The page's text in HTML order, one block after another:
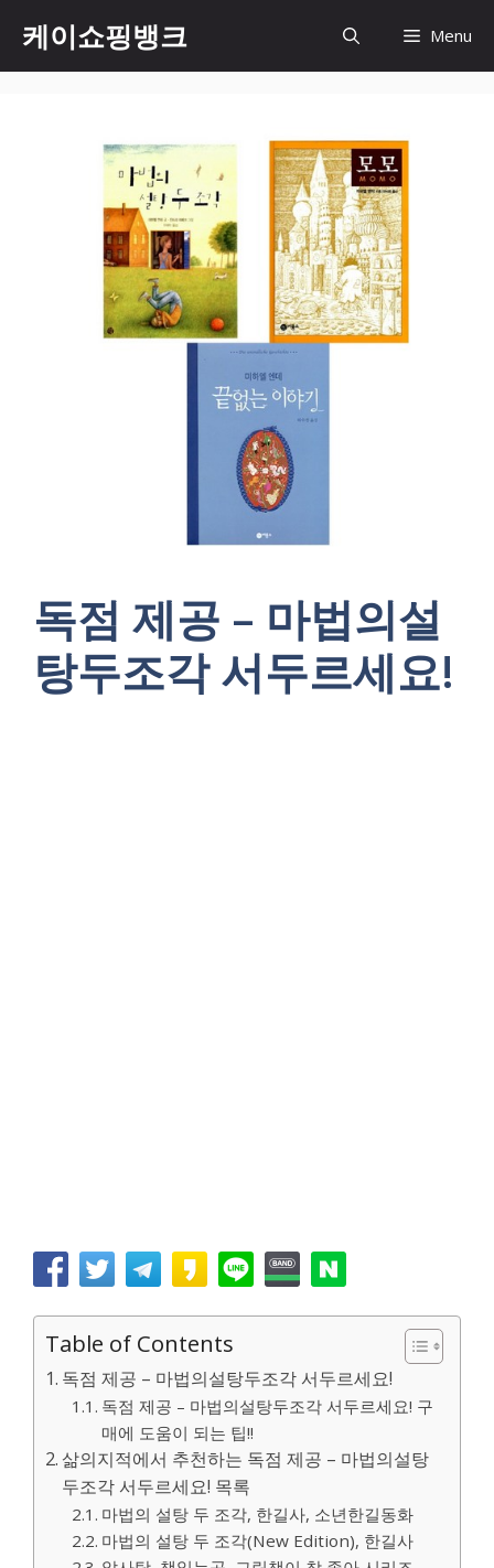
content
케이쇼핑뱅크 Menu
독점 제공 – 마법의설
탕두조각 서두르세요!
Table of Contents
독점 제공 – 마법의설탕두조각 서두르세요!
독점 제공 – 마법의설탕두조각 서두르세요! 구
매에 도움이 되는 팁!!
삶의지적에서 추천하는 독점 제공 – 마법의설탕
두조각 서두르세요! 목록
마법의 설탕 두 조각, 한길사, 소년한길동화
마법의 설탕 두 조각(New Edition), 한길사